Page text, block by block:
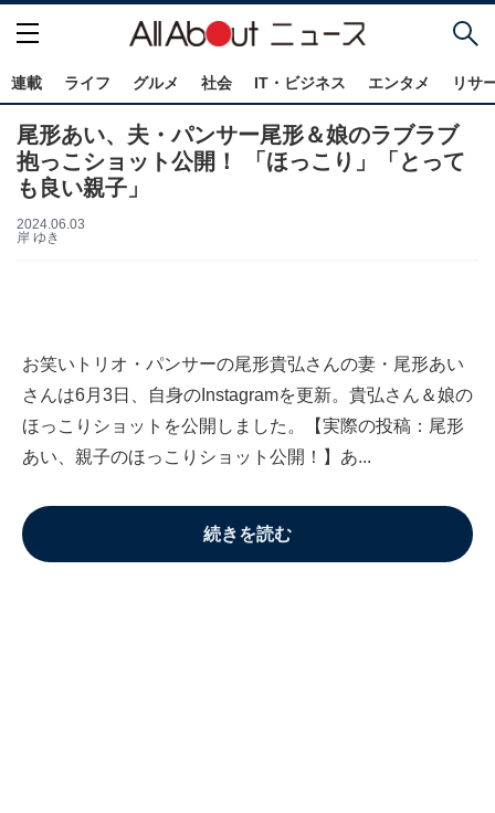
連載 ライフ グルメ 社会 IT・ビジネス エンタメ リサ
尾形あい、夫・パンサー尾形＆娘のラブラブ
抱っこショット公開！ 「ほっこり」「とって
も良い親子」
2024.06.03
岸 ゆき
お笑いトリオ・パンサーの尾形貴弘さんの妻・尾形あい
さんは6月3日、自身のInstagramを更新。貴弘さん＆娘の
ほっこりショットを公開しました。【実際の投稿：尾形
あい、親子のほっこりショット公開！】あ...
続きを読む